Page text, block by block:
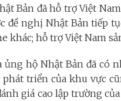
Bản đã hỗ trợ Việt
đề nghị Nhật Bản tiếp
khác; hỗ trợ Việt Nam
ủng hộ Nhật Bản đã có
triển của khu vực
giá cao lập trường